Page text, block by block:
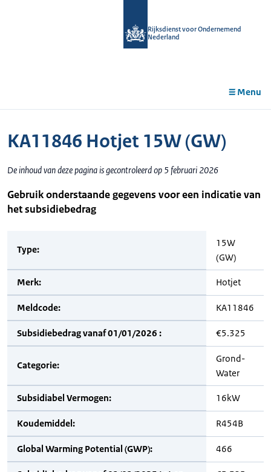
Rijksdienst voor Ondernemend
Nederland
Menu
KA11846 Hotjet 15W (GW)
De inhoud van deze pagina is gecontroleerd op 5 februari 2026
Gebruik onderstaande gegevens voor een indicatie van
het subsidiebedrag
Type:
15W
(GW)
Merk: Hotjet
Meldcode: KA11846
Subsidiebedrag vanaf 01/01/2026 : €5.325
Categorie:
Grond-
Water
Subsidiabel Vermogen: 16kW
Koudemiddel: R454B
Global Warming Potential (GWP): 466